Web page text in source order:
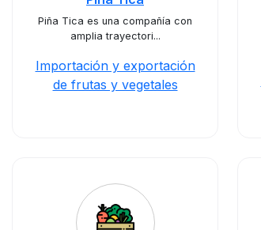
Piña Tica es una compañía con
amplia trayectori...
Importación y exportación
de frutas y vegetales